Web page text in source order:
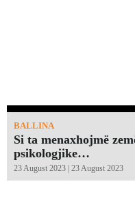
BALLINA
Si ta menaxhojmë
psikologjike…
23 August 2023 | 23 August 2023